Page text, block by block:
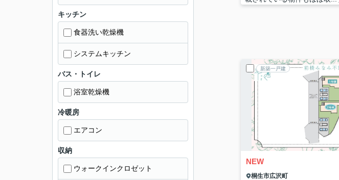
新築一戸建
NEW
桐生市広沢町
キッチン
食器洗い乾燥機
システムキッチン
バス・トイレ
浴室乾燥機
冷暖房
エアコン
収納
ウォークインクロゼット